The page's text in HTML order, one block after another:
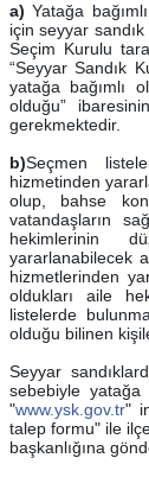
a) Yatağa
için seyyar
Seçim Kurulu
“Seyyar Sandık
yatağa bağımlı
olduğu”
gerekmektedir.
b)Seçmen
hizmetinden
olup, bahse
vatandaşların
hekimlerinin
yararlanabilecek
hizmetlerinden
oldukları aile
listelerde
olduğu bilinen
Seyyar
sebebiyle yatağa
"www.ysk.gov.tr"
talep formu" ile
başkanlığına